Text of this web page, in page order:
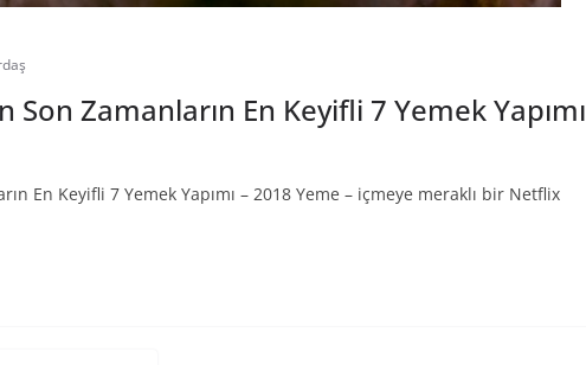
Son Zamanların En Keyifli 7 Yemek Yapımı
En Keyifli 7 Yemek Yapımı – 2018 Yeme – içmeye meraklı bir Netflix